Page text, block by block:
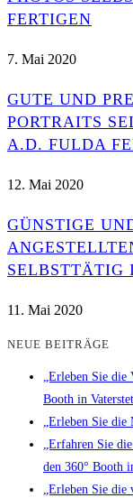
FERTIGEN
7. Mai 2020
GUTE UND
PORTRAITS
A.D. FULDA
12. Mai 2020
GÜNSTIGE
SELBSTTÄTIG
11. Mai 2020
NEUE BEITRÄGE
„Erleben Sie die
Booth in
„Erleben Sie die
„Erfahren Sie
den 360° Booth
„Erleben Sie die